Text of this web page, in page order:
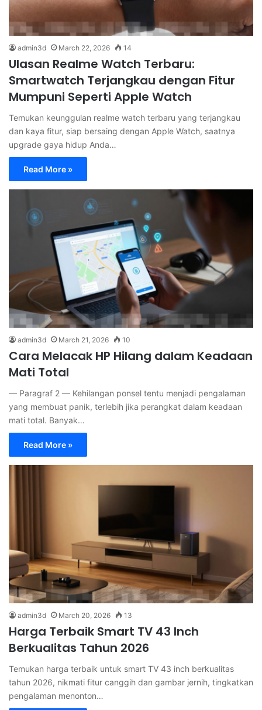
admin3d March 22, 2026 14
Ulasan Realme Watch Terbaru:
Smartwatch Terjangkau dengan Fitur
Mumpuni Seperti Apple Watch
Temukan keunggulan realme watch terbaru yang terjangkau
dan kaya fitur, siap bersaing dengan Apple Watch, saatnya
upgrade gaya hidup Anda…
Read More »
admin3d March 21, 2026 10
Cara Melacak HP Hilang dalam Keadaan
Mati Total
— Paragraf 2 — Kehilangan ponsel tentu menjadi pengalaman
yang membuat panik, terlebih jika perangkat dalam keadaan
mati total. Banyak…
Read More »
admin3d March 20, 2026 13
Harga Terbaik Smart TV 43 Inch
Berkualitas Tahun 2026
Temukan harga terbaik untuk smart TV 43 inch berkualitas
tahun 2026, nikmati fitur canggih dan gambar jernih, tingkatkan
pengalaman menonton…